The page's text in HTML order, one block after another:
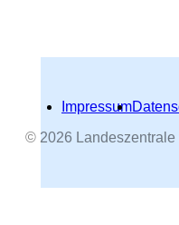
Impressum
© 2026